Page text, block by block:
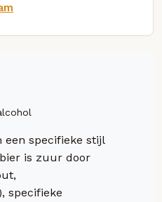
specifieke stijl
is zuur door
specifieke